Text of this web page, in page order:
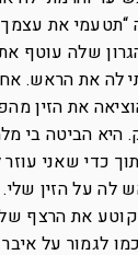
“תטעמי את
שלה עוטף את
לה את הראש.
את הזין
היא הביטה
כדי שאני
לה על הזין שלי.
קוטע את הרצף
לגמור על